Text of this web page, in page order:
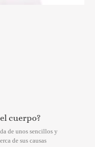
cuerpo?
de unos sencillos y
de sus causas